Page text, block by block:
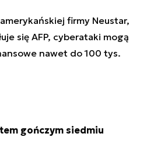
firmy Neustar,
się AFP, cyberataki mogą
nawet do 100 tys.
gończym siedmiu